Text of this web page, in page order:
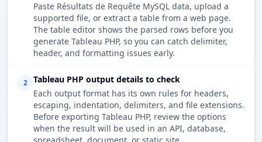
Paste Résultats de Requête MySQL data, upload a
supported file, or extract a table from a web page.
The table editor shows the parsed rows before you
generate Tableau PHP, so you can catch delimiter,
header, and formatting issues early.
2
Tableau PHP output details to check
Each output format has its own rules for headers,
escaping, indentation, delimiters, and file extensions.
Before exporting Tableau PHP, review the options
when the result will be used in an API, database,